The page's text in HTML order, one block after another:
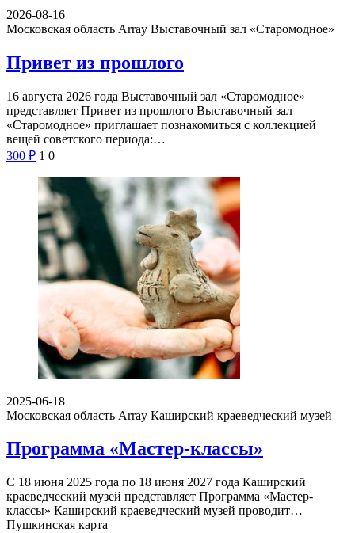
2026-08-16
Московская область Array Выставочный зал «Старомодное»
Привет из прошлого
16 августа 2026 года Выставочный зал «Старомодное»
представляет Привет из прошлого Выставочный зал
«Старомодное» приглашает познакомиться с коллекцией
вещей советского периода:…
300 ₽ 1 0
2025-06-18
Московская область Array Каширский краеведческий музей
Программа «Мастер-классы»
С 18 июня 2025 года по 18 июня 2027 года Каширский
краеведческий музей представляет Программа «Мастер-
классы» Каширский краеведческий музей проводит…
Пушкинская карта